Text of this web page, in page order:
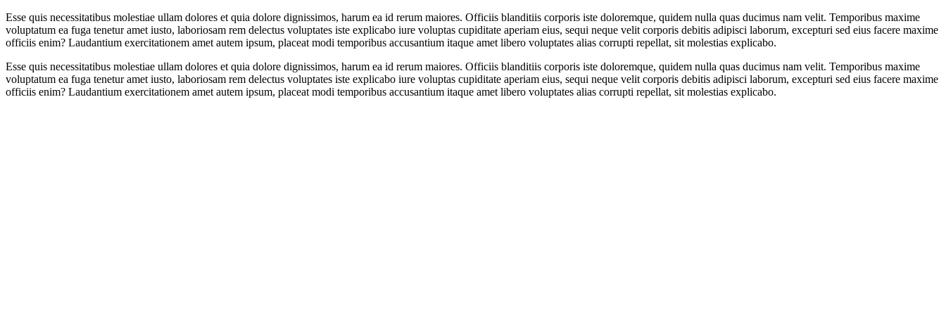
Esse quis necessitatibus molestiae ullam dolores et quia dolore dignissimos, harum ea id rerum maiores. Officiis blanditiis corporis iste doloremque, quidem nulla quas ducimus nam velit. Temporibus maxime
voluptatum ea fuga tenetur amet iusto, laboriosam rem delectus voluptates iste explicabo iure voluptas cupiditate aperiam eius, sequi neque velit corporis debitis adipisci laborum, excepturi sed eius facere maxime
officiis enim? Laudantium exercitationem amet autem ipsum, placeat modi temporibus accusantium itaque amet libero voluptates alias corrupti repellat, sit molestias explicabo.
Esse quis necessitatibus molestiae ullam dolores et quia dolore dignissimos, harum ea id rerum maiores. Officiis blanditiis corporis iste doloremque, quidem nulla quas ducimus nam velit. Temporibus maxime
voluptatum ea fuga tenetur amet iusto, laboriosam rem delectus voluptates iste explicabo iure voluptas cupiditate aperiam eius, sequi neque velit corporis debitis adipisci laborum, excepturi sed eius facere maxime
officiis enim? Laudantium exercitationem amet autem ipsum, placeat modi temporibus accusantium itaque amet libero voluptates alias corrupti repellat, sit molestias explicabo.